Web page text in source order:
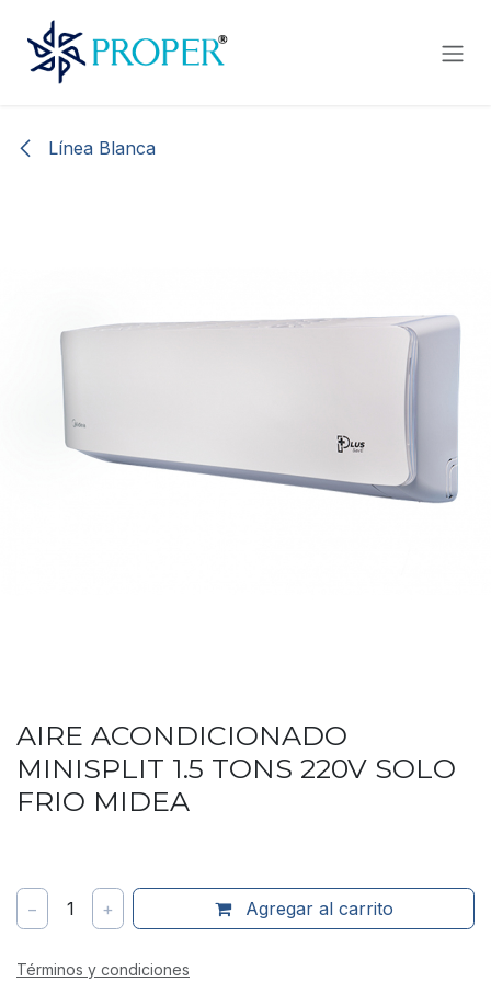
Línea Blanca
AIRE ACONDICIONADO
MINISPLIT 1.5 TONS 220V SOLO
FRIO MIDEA
− 1 + Agregar al carrito
Términos y condiciones